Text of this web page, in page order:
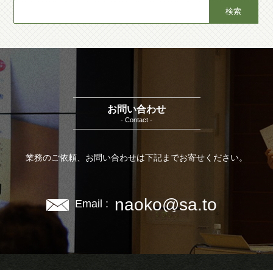
お問い合わせ
- Contact -
業務のご依頼、お問い合わせは下記までお寄せください。
Email : naoko@sa.to